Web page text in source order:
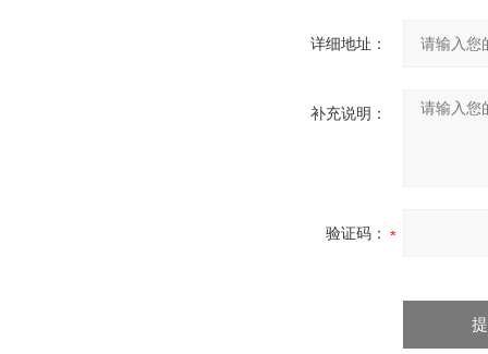
详细地址：
补充说明：
验证码：